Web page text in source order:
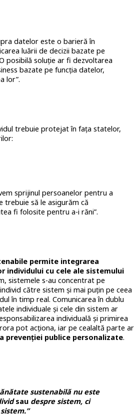
datelor este o barieră în
luării de decizii bazate pe
posibilă soluție ar fi dezvoltarea
bazate pe funcția datelor,
lor”.
trebuie protejat în fața statelor,
sprijinul persoanelor pentru a
trebuie să le asigurăm că
fi folosite pentru a-i răni”.
permite integrarea
individului cu cele ale sistemului
sistemele s-au concentrat pe
către sistem și mai puțin pe ceea
în timp real. Comunicarea în dublu
individuale și cele din sistem ar
individuală și primirea
pot acționa, iar pe cealaltă parte ar
prevenției publice personalizate.
sustenabilă nu este
sau despre sistem, ci